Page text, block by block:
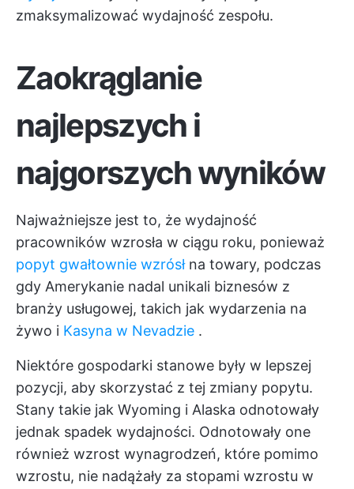
zmaksymalizować wydajność zespołu.
Zaokrąglanie
najlepszych i
najgorszych wyników
Najważniejsze jest to, że wydajność
pracowników wzrosła w ciągu roku, ponieważ
popyt gwałtownie wzrósłna towary, podczas
gdy Amerykanie nadal unikali biznesów z
branży usługowej, takich jak wydarzenia na
żywo i Kasyna w Nevadzie .
Niektóre gospodarki stanowe były w lepszej
pozycji, aby skorzystać z tej zmiany popytu.
Stany takie jak Wyoming i Alaska odnotowały
jednak spadek wydajności. Odnotowały one
również wzrost wynagrodzeń, które pomimo
wzrostu, nie nadążały za stopami wzrostu w